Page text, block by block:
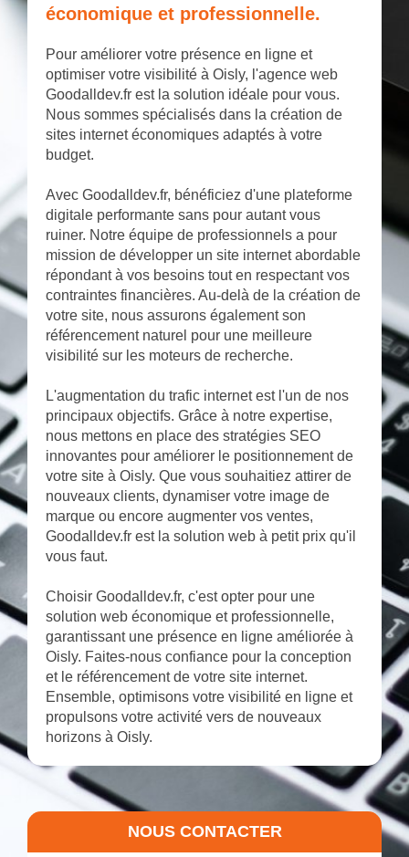
économique et professionnelle.
Pour améliorer votre présence en ligne et
optimiser votre visibilité à Oisly, l'agence web
Goodalldev.fr est la solution idéale pour vous.
Nous sommes spécialisés dans la création de
sites internet économiques adaptés à votre
budget.
Avec Goodalldev.fr, bénéficiez d'une plateforme
digitale performante sans pour autant vous
ruiner. Notre équipe de professionnels a pour
mission de développer un site internet abordable
répondant à vos besoins tout en respectant vos
contraintes financières. Au-delà de la création de
votre site, nous assurons également son
référencement naturel pour une meilleure
visibilité sur les moteurs de recherche.
L'augmentation du trafic internet est l'un de nos
principaux objectifs. Grâce à notre expertise,
nous mettons en place des stratégies SEO
innovantes pour améliorer le positionnement de
votre site à Oisly. Que vous souhaitiez attirer de
nouveaux clients, dynamiser votre image de
marque ou encore augmenter vos ventes,
Goodalldev.fr est la solution web à petit prix qu'il
vous faut.
Choisir Goodalldev.fr, c'est opter pour une
solution web économique et professionnelle,
garantissant une présence en ligne améliorée à
Oisly. Faites-nous confiance pour la conception
et le référencement de votre site internet.
Ensemble, optimisons votre visibilité en ligne et
propulsons votre activité vers de nouveaux
horizons à Oisly.
NOUS CONTACTER